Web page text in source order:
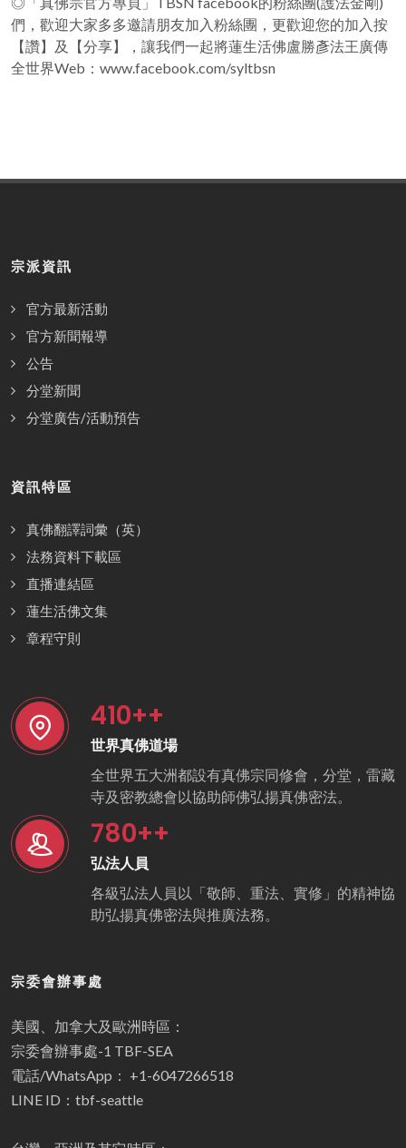
們，歡迎大家多多邀請朋友加入粉絲團，更歡迎您的加入按
【讚】及【分享】，讓我們一起將蓮生活佛盧勝彥法王廣傳
全世界Web：www.facebook.com/syltbsn
宗派資訊
官方最新活動
官方新聞報導
公告
分堂新聞
分堂廣告/活動預告
資訊特區
真佛翻譯詞彙（英）
法務資料下載區
直播連結區
蓮生活佛文集
章程守則
410++
世界真佛道場
全世界五大洲都設有真佛宗同修會，分堂，雷藏
寺及密教總會以協助師佛弘揚真佛密法。
780++
弘法人員
各級弘法人員以「敬師、重法、實修」的精神協
助弘揚真佛密法與推廣法務。
宗委會辦事處
美國、加拿大及歐洲時區：
宗委會辦事處-1 TBF-SEA
電話/WhatsApp： +1-6047266518
LINE ID：tbf-seattle